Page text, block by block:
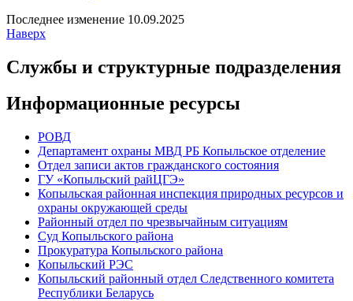
Последнее изменение 10.09.2025
Наверх
Службы и структурные подразделения
Информационные ресурсы
РОВД
Департамент охраны МВД РБ Копыльское отделение
Отдел записи актов гражданского состояния
ГУ «Копыльский райЦГЭ»
Копыльская районная инспекция природных ресурсов и
охраны окружающей среды
Районный отдел по чрезвычайным ситуациям
Суд Копыльского района
Прокуратура Копыльского района
Копыльский РЭС
Копыльский районный отдел Следственного комитета
Республики Беларусь